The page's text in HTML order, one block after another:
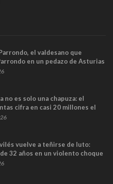
el valdesano que
en un pedazo de Asturias
no es solo una chapuza: el
cifra en casi 20 millones el
trenes que no cabían por los
vuelve a teñirse de luto:
32 años en un violento choque